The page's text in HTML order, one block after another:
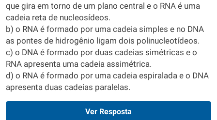
que gira em torno de um plano central e o RNA é uma
cadeia reta de nucleosídeos.
b) o RNA é formado por uma cadeia simples e no DNA
as pontes de hidrogênio ligam dois polinucleotídeos.
c) o DNA é formado por duas cadeias simétricas e o
RNA apresenta uma cadeia assimétrica.
d) o RNA é formado por uma cadeia espiralada e o DNA
apresenta duas cadeias paralelas.
Ver Resposta